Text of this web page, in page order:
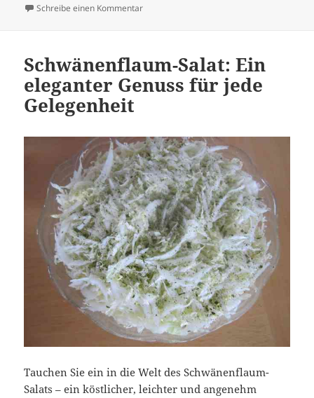
Schreibe einen Kommentarzu Knusprige Kartoffel-Pfannkuchen mit
Schwänenflaum-Salat: Ein
eleganter Genuss für jede
Gelegenheit
Tauchen Sie ein in die Welt des Schwänenflaum-
Salats – ein köstlicher, leichter und angenehm